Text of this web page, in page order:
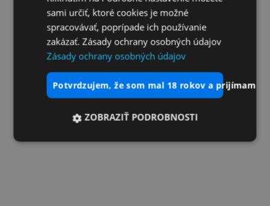
sami určiť, ktoré cookies je možné
spracovávať, poprípade ich používanie
zakázať. Zásady ochrany osobných údajov
Zásady ochrany osobných údajov
potvrdzujem, že som mal 18 rokov a prijímam
ZOBRAZIŤ PODROBNOSTI